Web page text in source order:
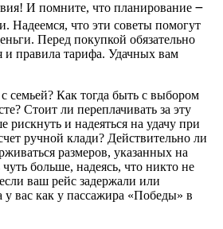
И помните, что планирование ౼
Надеемся, что эти советы помогут
Перед покупкой обязательно
и правила тарифа. Удачных вам
семьей? Как тогда быть с выбором
Стоит ли переплачивать за эту
рискнуть и надеяться на удачу при
ручной клади? Действительно ли
размеров, указанных на
больше, надеясь, что никто не
ваш рейс задержали или
вас как у пассажира «Победы» в